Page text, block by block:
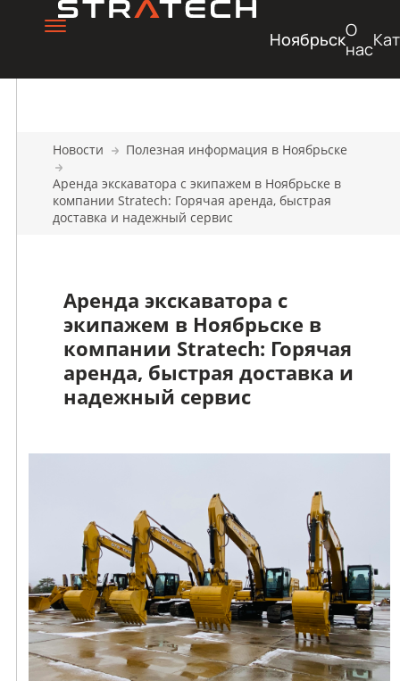
НоябрьскО
нас
Новости
Полезная информация в Ноябрьске
Аренда экскаватора с экипажем в Ноябрьске в
компании Stratech: Горячая аренда, быстрая
доставка и надежный сервис
Аренда экскаватора с
экипажем в Ноябрьске в
компании Stratech: Горячая
аренда, быстрая доставка и
надежный сервис